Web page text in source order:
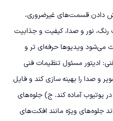
دادن قسمت‌های غیرضروری،
رنگ، نور و صدا، کیفیت و جذابیت
می‌شود ویدیوها حرفه‌ای تر و
ادیتور مسئول تنظیمات فنی
و صدا را بهینه سازی کند و فایل
یوتیوب آماده کند. ج) جلوه‌های
جلوه‌های ویژه مانند افکت‌های